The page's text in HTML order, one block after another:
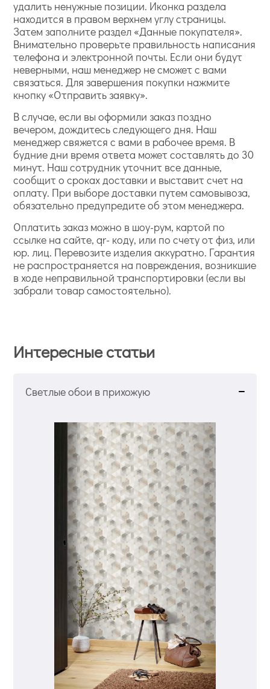
удалить ненужные позиции. Иконка раздела
находится в правом верхнем углу страницы.
Затем заполните раздел «Данные покупателя».
Внимательно проверьте правильность написания
телефона и электронной почты. Если они будут
неверными, наш менеджер не сможет с вами
связаться. Для завершения покупки нажмите
кнопку «Отправить заявку».
В случае, если вы оформили заказ поздно
вечером, дождитесь следующего дня. Наш
менеджер свяжется с вами в рабочее время. В
будние дни время ответа может составлять до 30
минут. Наш сотрудник уточнит все данные,
сообщит о сроках доставки и выставит счет на
оплату. При выборе доставки путем самовывоза,
обязательно предупредите об этом менеджера.
Оплатить заказ можно в шоу-рум, картой по
ссылке на сайте, qr- коду, или по счету от физ, или
юр. лиц. Перевозите изделия аккуратно. Гарантия
не распространяется на повреждения, возникшие
в ходе неправильной транспортировки (если вы
забрали товар самостоятельно).
Интересные статьи
Светлые обои в прихожую